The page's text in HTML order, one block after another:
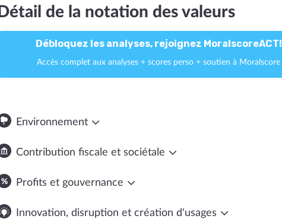
Détail de la notation des valeurs
Débloquez les analyses, rejoignez MoralscoreACT!
Accès complet aux analyses + scores perso + soutien à Moralscore
Environnement
Contribution fiscale et sociétale
Profits et gouvernance
Innovation, disruption et création d'usages